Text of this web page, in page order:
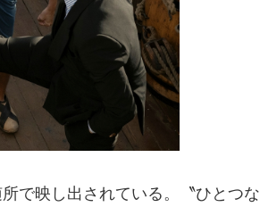
で映し出されている。〝ひとつな